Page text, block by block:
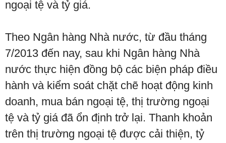
ngoại tệ và tỷ giá.
Theo Ngân hàng Nhà nước, từ đầu tháng
7/2013 đến nay, sau khi Ngân hàng Nhà
nước thực hiện đồng bộ các biện pháp điều
hành và kiểm soát chặt chẽ hoạt động kinh
doanh, mua bán ngoại tệ, thị trường ngoại
tệ và tỷ giá đã ổn định trở lại. Thanh khoản
trên thị trường ngoại tệ được cải thiện, tỷ